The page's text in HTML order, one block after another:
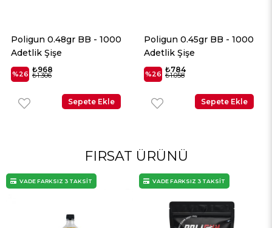
Poligun 0.45gr BB - 1000
Adetlik Şişe
%26
Sepete Ekle
Poligun 0.40gr BB -
Adetlik Şişe
%26
Sepete Ekle
FIRSAT ÜRÜNÜ
VADE FARKSIZ 3 TAKSİT VADE FARKSIZ 3 TAKSİT